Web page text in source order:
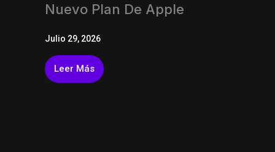
Nuevo Plan De Apple
Julio 29, 2026
Leer Más